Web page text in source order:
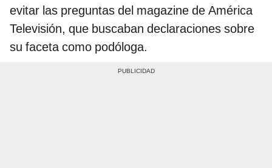
evitar las preguntas del magazine de América
Televisión, que buscaban declaraciones sobre
su faceta como podóloga.